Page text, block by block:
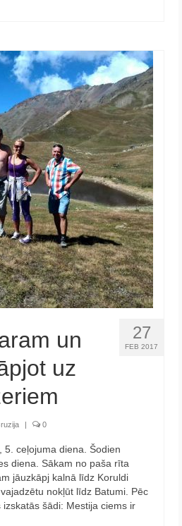
27
FEB 2017
un
uz
| 0
5. ceļojuma diena. Šodien
diena. Sākam no paša rīta
jāuzkāpj kalnā līdz Koruldi
nokļūt līdz Batumi. Pēc
šādi: Mestija ciems ir